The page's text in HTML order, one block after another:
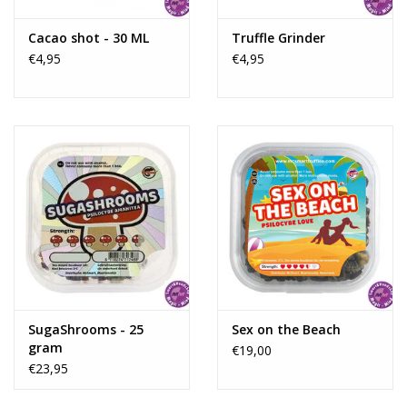
niet ideaal, dan vormen de myceliumdraden Sclerotia (truffel) en
Afhankelijk van de dosering zorgen Magic Truffels voor een
fantastische, visuele en hallucinerende ervaring, beter bekend
als een trip. De trip beleving is voor iedereen anders en is
afhankelijk van de gebruikte Magic Truffels en de ingenomen
hoeveelheid. Zo zijn er Magic Truffels met sterke hallucinerende
en visuele effecten maar ook Magic Truffels met een
voornamelijk filosofisch effect. Iedereen ervaart de effecten van
de Magic Truffels anders. Wij bieden 9 verschillende Magic
Truffels aan in verschillende hoeveelheden.
Het gebruik van Magic Truffels is een unieke en bijzondere
Cacao shot - 30 ML
€4,95
Truffle Grinder
€4,95
SugaShrooms - 25
gram
€23,95
Sex on the Beach
€19,00